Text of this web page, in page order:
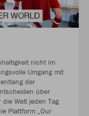
nicht im
Umgang mit
der
über
Welt jeden Tag
Plattform „Our